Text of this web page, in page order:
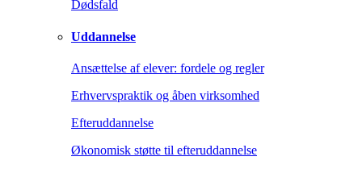
Dødsfald
Uddannelse
Ansættelse af elever: fordele og regler
Erhvervspraktik og åben virksomhed
Efteruddannelse
Økonomisk støtte til efteruddannelse